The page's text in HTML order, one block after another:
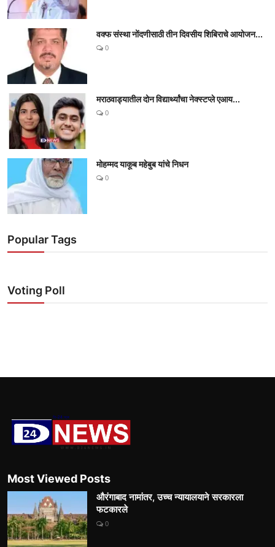
वक्फ संस्था नोंदणीसाठी तीन दिवसीय शिबिराचे आयोजन...
0
मराठवाड्यातील दोन विद्यार्थ्यांचा नेक्स्टप्ले एआय...
0
मोहम्मद याकूब महेबुब यांचे निधन
0
Popular Tags
Voting Poll
Most Viewed Posts
औरंगाबाद नामांतर, उच्च न्यायालयाने सरकारला
फटकारले
0